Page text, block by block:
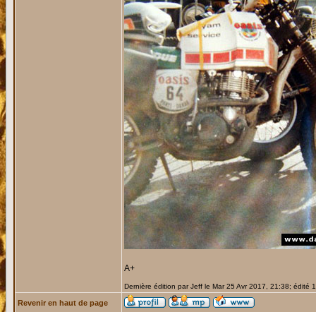
A+
Dernière édition par Jeff le Mar 25 Avr 2017, 21:38; édité
Revenir en haut de page